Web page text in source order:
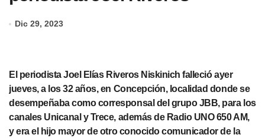
Dic 29, 2023
El periodista Joel Elías Riveros Niskinich falleció ayer
jueves, a los 32 años, en Concepción, localidad donde se
desempeñaba como corresponsal del grupo JBB, para los
canales Unicanal y Trece, además de Radio UNO 650 AM,
y era el hijo mayor de otro conocido comunicador de la